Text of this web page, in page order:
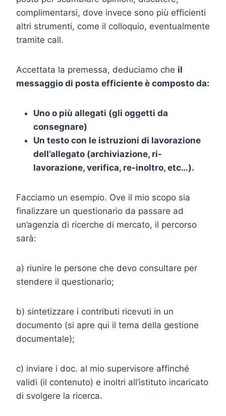
complimentarsi, dove invece sono più efficienti
altri strumenti, come il colloquio, eventualmente
tramite call.
Accettata la premessa, deduciamo che il
messaggio di posta efficiente è composto da:
Uno o più allegati (gli oggetti da
consegnare)
Un testo con le istruzioni di lavorazione
dell’allegato (archiviazione, ri-
lavorazione, verifica, re-inoltro, etc…).
Facciamo un esempio. Ove il mio scopo sia
finalizzare un questionario da passare ad
un’agenzia di ricerche di mercato, il percorso
sarà:
a) riunire le persone che devo consultare per
stendere il questionario;
b) sintetizzare i contributi ricevuti in un
documento (si apre qui il tema della gestione
documentale);
c) inviare i doc. al mio supervisore affinché
validi (il contenuto) e inoltri all’istituto incaricato
di svolgere la ricerca.